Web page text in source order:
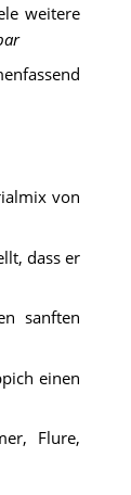
weitere
von
dass er
sanften
einen
Flure,